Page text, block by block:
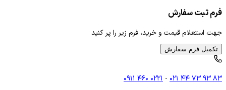
فرم ثبت سفارش
جهت استعلام قیمت و خرید، فرم زیر را پر کنید
تکمیل فرم سفارش
۰۲۱ ۴۴ ۷۳ ۹۳ ۸۳ - ۰۹۱۱ ۴۶۰ ۰۲۲۱